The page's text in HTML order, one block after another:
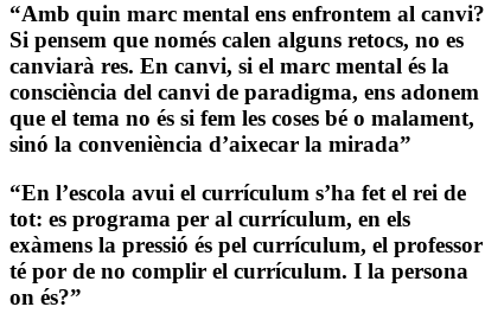
“Amb quin marc mental ens enfrontem al canvi?
Si pensem que només calen alguns retocs, no es
canviarà res. En canvi, si el marc mental és la
consciència del canvi de paradigma, ens adonem
que el tema no és si fem les coses bé o malament,
sinó la conveniència d’aixecar la mirada”
“En l’escola avui el currículum s’ha fet el rei de
tot: es programa per al currículum, en els
exàmens la pressió és pel currículum, el professor
té por de no complir el currículum. I la persona
on és?”